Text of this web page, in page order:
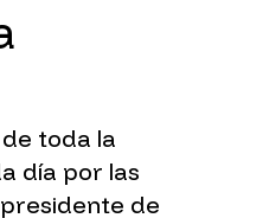
toda la
día por las
de